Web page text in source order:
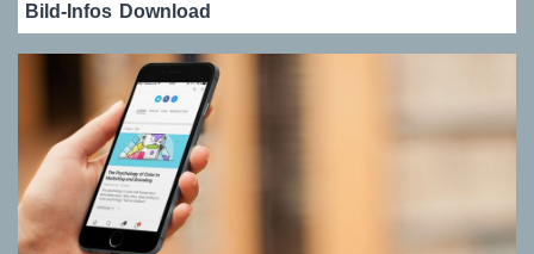
Bild-Infos Download